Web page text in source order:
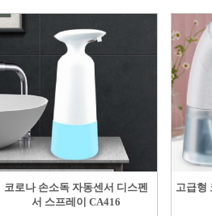
코로나 손소독 자동센서 디스펜
서 스프레이 CA416
고급형